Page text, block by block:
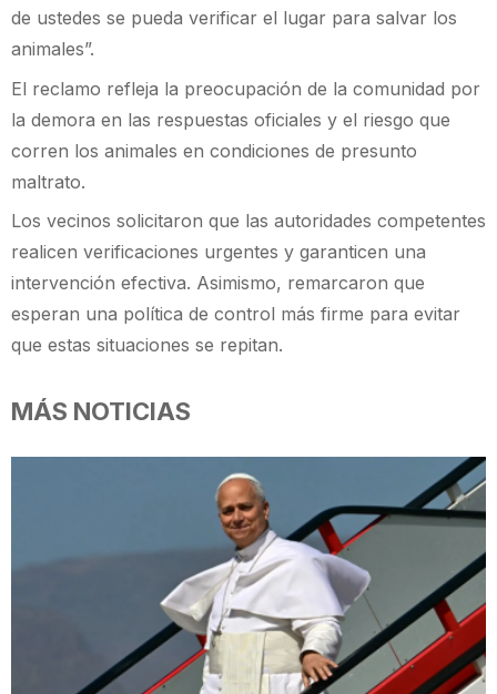
de ustedes se pueda verificar el lugar para salvar los
animales”.
El reclamo refleja la preocupación de la comunidad por
la demora en las respuestas oficiales y el riesgo que
corren los animales en condiciones de presunto
maltrato.
Los vecinos solicitaron que las autoridades competentes
realicen verificaciones urgentes y garanticen una
intervención efectiva. Asimismo, remarcaron que
esperan una política de control más firme para evitar
que estas situaciones se repitan.
MÁS NOTICIAS